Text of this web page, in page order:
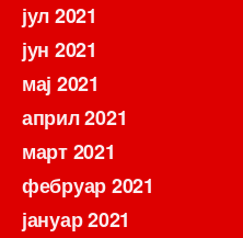
јул 2021
јун 2021
мај 2021
април 2021
март 2021
фебруар 2021
јануар 2021